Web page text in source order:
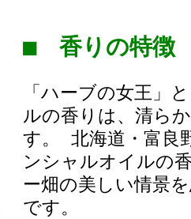
■ 香りの特
「ハーブの女王」
ルの香りは、清ら
す。 北海道・富良
ンシャルオイルの
ー畑の美しい情景
です。